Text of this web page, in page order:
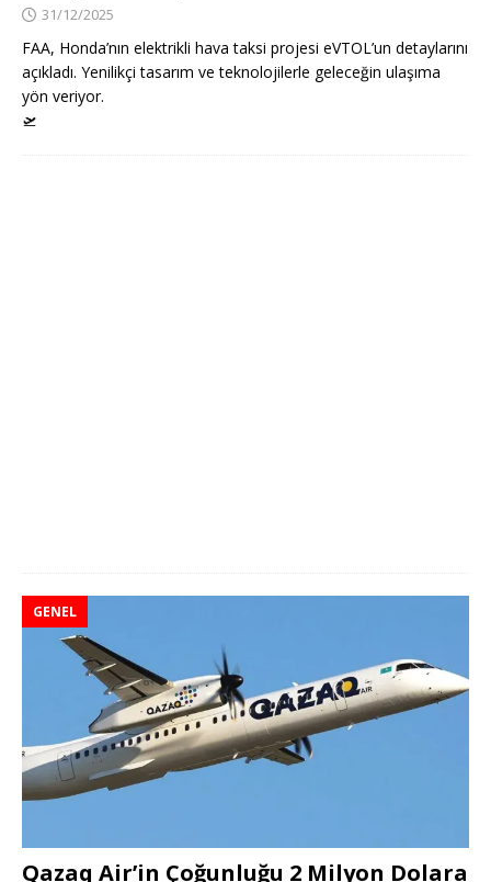
31/12/2025
FAA, Honda’nın elektrikli hava taksi projesi eVTOL’un detaylarını
açıkladı. Yenilikçi tasarım ve teknolojilerle geleceğin ulaşıma
yön veriyor.
🛫
GENEL
Qazaq Air’in Çoğunluğu 2 Milyon Dolara